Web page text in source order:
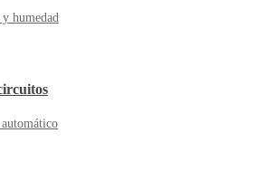
humedad